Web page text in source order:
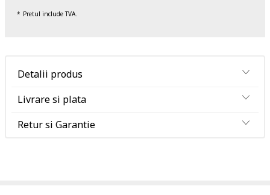
Pretul include TVA.
Detalii produs
Livrare si plata
Retur si Garantie